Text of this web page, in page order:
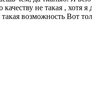
не такая ,
такая возможность